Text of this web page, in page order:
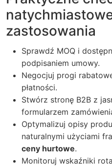
zastosowania
Sprawdź MOQ i
podpisaniem umowy.
Negocjuj progi
płatności.
Stwórz stronę B2B z
formularzem
Optymalizuj opisy
naturalnymi użyciami
ceny hurtowe.
Monitoruj wskaźniki